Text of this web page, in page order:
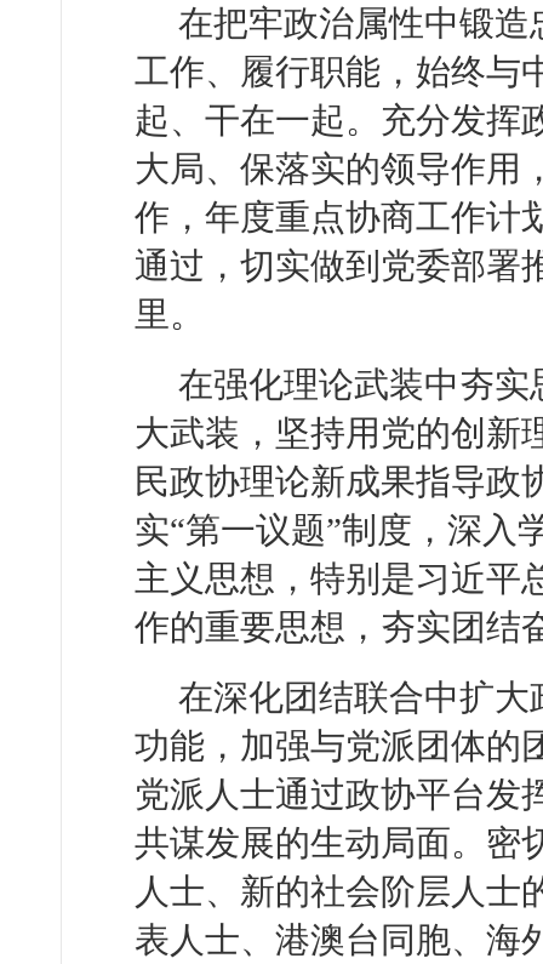
在把牢政治属性中锻
工作、履行职能，始终与
起、干在一起。充分发挥
大局、保落实的领导作用
作，年度重点协商工作计
通过，切实做到党委部署
里。
在强化理论武装中夯
大武装，坚持用党的创新
民政协理论新成果指导政
实“第一议题”制度，深入
主义思想，特别是习近平
作的重要思想，夯实团结
在深化团结联合中扩
功能，加强与党派团体的
党派人士通过政协平台发
共谋发展的生动局面。密
人士、新的社会阶层人士
表人士、港澳台同胞、海